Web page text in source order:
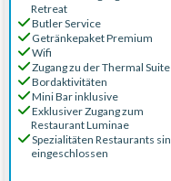
Retreat
Butler Service
Getränkepaket Premium
Wifi
Zugang zu der Thermal Suite
Bordaktivitäten
Mini Bar inklusive
Exklusiver Zugang zum
Restaurant Luminae
Spezialitäten Restaurants
eingeschlossen